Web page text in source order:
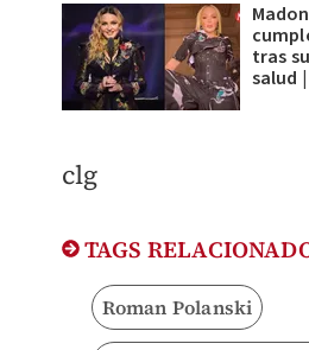
tras
salud |
clg
TAGS
Roman Polanski